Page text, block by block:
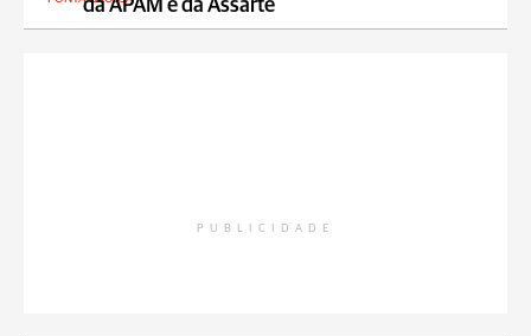
da APAM e da Assarte
PUBLICIDADE